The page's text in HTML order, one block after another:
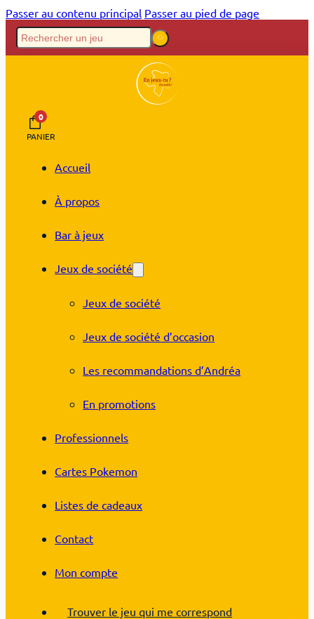
Passer au contenu principal Passer au pied de page
0
PANIER
Accueil
À propos
Bar à jeux
Jeux de société
Jeux de société
Jeux de société d’occasion
Les recommandations d’Andréa
En promotions
Professionnels
Cartes Pokemon
Listes de cadeaux
Contact
Mon compte
Trouver le jeu qui me correspond